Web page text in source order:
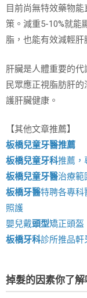
目前尚無特效藥物
策。減重5-10%就能
脂，也能有效減輕肝
肝臟是人體重要的代
民眾應正視脂肪肝
護肝臟健康。
【其他文章推薦】
板橋兒童牙醫推薦
板橋兒童牙科推薦，
板橋兒童牙醫治療範
板橋牙醫特聘各專科
照護
嬰兒戴頭型矯正頭盔
板橋牙科診所推品軒
掉髮的因素你了解